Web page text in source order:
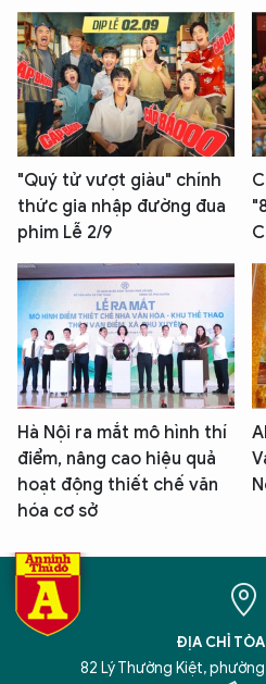
"Quý tử vượt giàu" chính
thức gia nhập đường đua
phim Lễ 2/9
Hà Nội ra mắt mô hình thí
điểm, nâng cao hiệu quả
hoạt động thiết chế văn
hóa cơ sở
ĐỊA CHỈ
82 Lý Thường Kiệt,